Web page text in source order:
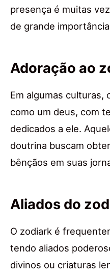
presença é muitas
de grande
Adoração ao
Em algumas culturas,
como um deus, com
dedicados a ele.
doutrina buscam
bênçãos em suas
Aliados do
O zodiark é
tendo aliados
divinos ou criaturas